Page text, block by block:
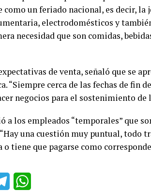
un feriado nacional, es decir, la
electrodomésticos y
necesidad que son comidas,
de venta, señaló que se
“Siempre cerca de las fechas de fin
negocios para el sostenimiento de
a los empleados “temporales” que
una cuestión muy puntual, todo
tiene que pagarse como
Telegram